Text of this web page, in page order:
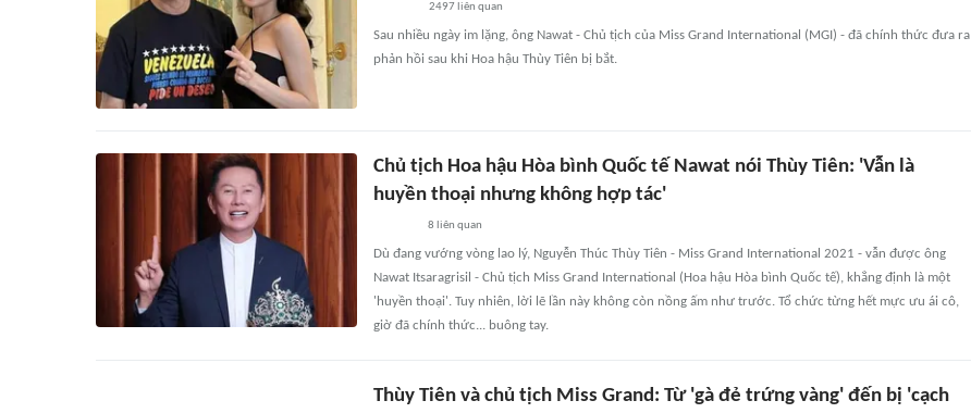
2497 liên quan
Sau nhiều ngày im lặng, ông Nawat - Chủ tịch của Miss Grand International (MGI) - đã chính thức đưa ra
phản hồi sau khi Hoa hậu Thùy Tiên bị bắt.
Chủ tịch Hoa hậu Hòa bình Quốc tế Nawat nói Thùy Tiên: 'Vẫn là
huyền thoại nhưng không hợp tác'
8 liên quan
Dù đang vướng vòng lao lý, Nguyễn Thúc Thùy Tiên - Miss Grand International 2021 - vẫn được ông
Nawat Itsaragrisil - Chủ tịch Miss Grand International (Hoa hậu Hòa bình Quốc tế), khẳng định là một
'huyền thoại'. Tuy nhiên, lời lẽ lần này không còn nồng ấm như trước. Tổ chức từng hết mực ưu ái cô,
giờ đã chính thức... buông tay.
Thùy Tiên và chủ tịch Miss Grand: Từ 'gà đẻ trứng vàng' đến bị 'cạch